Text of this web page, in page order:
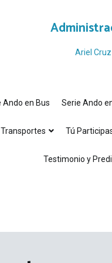
Ariel
Ando en Bus Serie Ando
Transportes Tú
Testimonio y